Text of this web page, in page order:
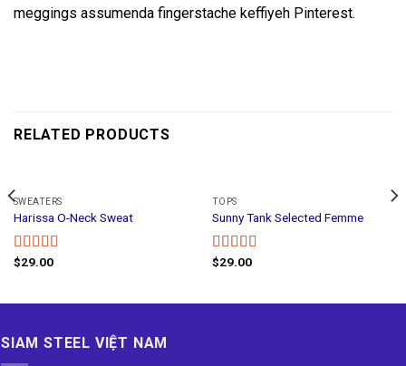
meggings assumenda fingerstache keffiyeh Pinterest.
RELATED PRODUCTS
SWEATERS
Harissa O-Neck Sweat
Rated
$29.00
TOPS
Sunny Tank Selected Femme
Rated4.50
$29.00
SIAM STEEL VIỆT NAM